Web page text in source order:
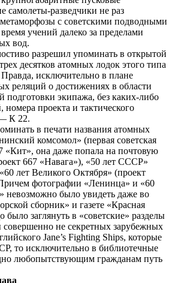
самолеты-разведчики не раз
с советскими подводными
учений далеко за пределами
вод.
разрешил упоминать в открытой
десятков атомных лодок этого типа
исключительно в плане
реляций о достижениях в области
подготовки экипажа, без каких-либо
проекта и тактического
К 22.
в печати названия атомных
комсомол» (первая советская
«Кит», она даже попала на почтовую
667 «Навага»), «50 лет СССР»
лет Великого Октября» (проект
фотографии «Ленинца» и «60
невозможно было увидеть даже во
сборник» и газете «Красная
было заглянуть в «советские» разделы
не секретных зарубежных
Jane’s Fighting Ships, которые
то исключительно в библиотечные
любопытствующим гражданам путь